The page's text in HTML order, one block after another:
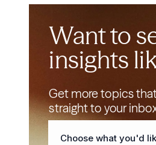
Want to
insights
Get more topics
straight to your